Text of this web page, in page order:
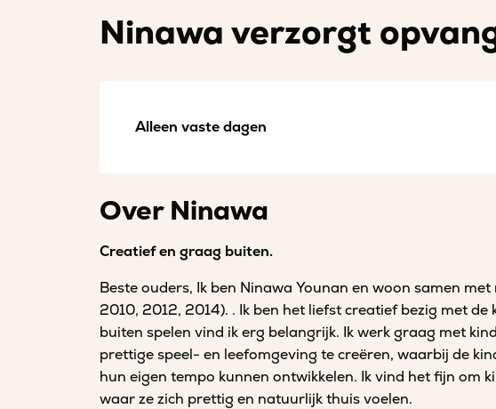
Ninawa verzorgt
Alleen vaste dagen
Over Ninawa
Creatief en graag buiten.
Beste ouders, Ik ben Ninawa Younan en woon samen
2010, 2012, 2014). . Ik ben het liefst creatief bezig met
buiten spelen vind ik erg belangrijk. Ik werk graag met
prettige speel- en leefomgeving te creëren, waarbij de
hun eigen tempo kunnen ontwikkelen. Ik vind het fijn om
waar ze zich prettig en natuurlijk thuis voelen.